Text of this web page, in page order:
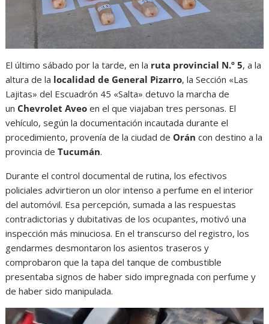
El último sábado por la tarde, en la ruta provincial N.º 5, a la
altura de la localidad de General Pizarro, la Sección «Las
Lajitas» del Escuadrón 45 «Salta» detuvo la marcha de
un Chevrolet Aveo en el que viajaban tres personas. El
vehículo, según la documentación incautada durante el
procedimiento, provenía de la ciudad de Orán con destino a la
provincia deTucumán.
Durante el control documental de rutina, los efectivos
policiales advirtieron un olor intenso a perfume en el interior
del automóvil. Esa percepción, sumada a las respuestas
contradictorias y dubitativas de los ocupantes, motivó una
inspección más minuciosa. En el transcurso del registro, los
gendarmes desmontaron los asientos traseros y
comprobaron que la tapa del tanque de combustible
presentaba signos de haber sido impregnada con perfume y
de haber sido manipulada.